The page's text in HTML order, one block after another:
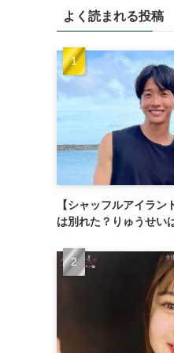
よく読まれる投稿
【シャッフルアイラ
は別れた？りゅうせい